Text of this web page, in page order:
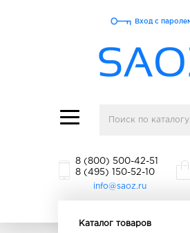
Toggle
navigation
Вход с
8 (800) 500-42-51
8 (495) 150-52-10
info@saoz.ru
Каталог товаров